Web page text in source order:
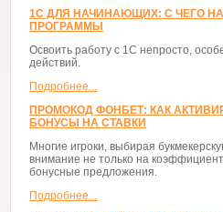
1С ДЛЯ НАЧИНАЮЩИХ: С ЧЕГО
ПРОГРАММЫ
Освоить работу с 1С непросто,
действий.
Подробнее...
ПРОМОКОД ФОНБЕТ: КАК
БОНУСЫ НА СТАВКИ
Многие игроки, выбирая
внимание не только на
бонусные предложения.
Подробнее...